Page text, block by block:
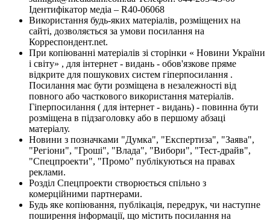
Ідентифікатор медіа – R40-06068
Використання будь-яких матеріалів, розміщених на
сайті, дозволяється за умови посилання на
Корреспондент.net.
При копіюванні матеріалів зі сторінки « Новини України
і світу» , для інтернет - видань - обов'язкове пряме
відкрите для пошукових систем гіперпосилання .
Посилання має бути розміщена в незалежності від
повного або часткового використання матеріалів.
Гіперпосилання ( для інтернет - видань) - повинна бути
розміщена в підзаголовку або в першому абзаці
матеріалу.
Новини з позначками "Думка", "Експертиза", "Заява",
"Регіони", "Гроші", "Влада", "Вибори", "Тест-драйв",
"Спецпроекти", "Промо" публікуються на правах
реклами.
Розділ Спецпроекти створюється спільно з
комерційними партнерами.
Будь яке копіювання, публікація, передрук, чи наступне
поширення інформації, що містить посилання на